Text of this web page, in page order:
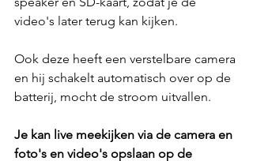
video's later terug kan kijken.
Ook deze heeft een verstelbare camera
en hij schakelt automatisch over op de
batterij, mocht de stroom uitvallen.
Je kan live meekijken via de camera en
foto's en video's opslaan op de